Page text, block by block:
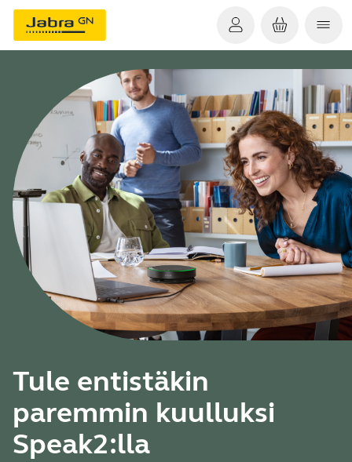
Tule entistäkin
paremmin kuulluksi
Speak2:lla